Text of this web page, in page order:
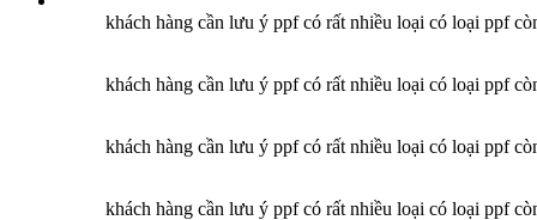
khách hàng cần lưu ý ppf có rất nhiều loại có loại ppf
khách hàng cần lưu ý ppf có rất nhiều loại có loại ppf
khách hàng cần lưu ý ppf có rất nhiều loại có loại ppf
khách hàng cần lưu ý ppf có rất nhiều loại có loại ppf